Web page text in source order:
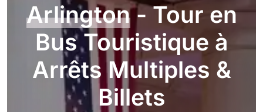
Arlington- Tour en
Bus Touristique à
Arrêts Multiples &
Billets